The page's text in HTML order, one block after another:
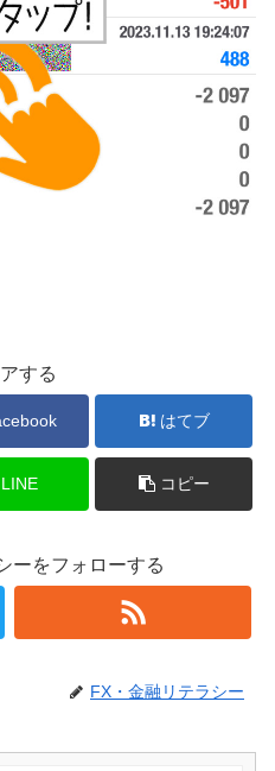
する
はてブ
LINE コピー
ーをフォローする
FX・金融リテラシー